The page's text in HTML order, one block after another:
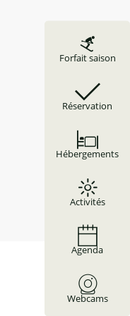
Forfait saison
Réservation
Hébergements
Activités
Agenda
Webcams